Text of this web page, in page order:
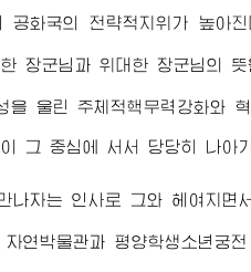
공화국의 전략적지위가 높아
장군님 과위대한 장군님의 뜻
을 울린 주체적핵무력강화와
그 중심에 서서 당당히 나아
나자는 인사로 그와 헤여지
자연박물관과 평양학생소년궁